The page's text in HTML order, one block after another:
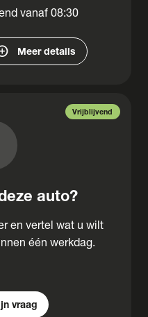
vanaf 08:30
Meer details
Vrijblijvend
auto?
en vertel wat u wilt
één werkdag.
vraag